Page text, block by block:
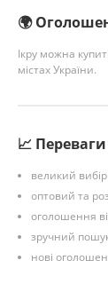
🌍
Ікру можна
містах України.
📈 Переваги
великий вибір
оптовий та
оголошення
зручний
нові